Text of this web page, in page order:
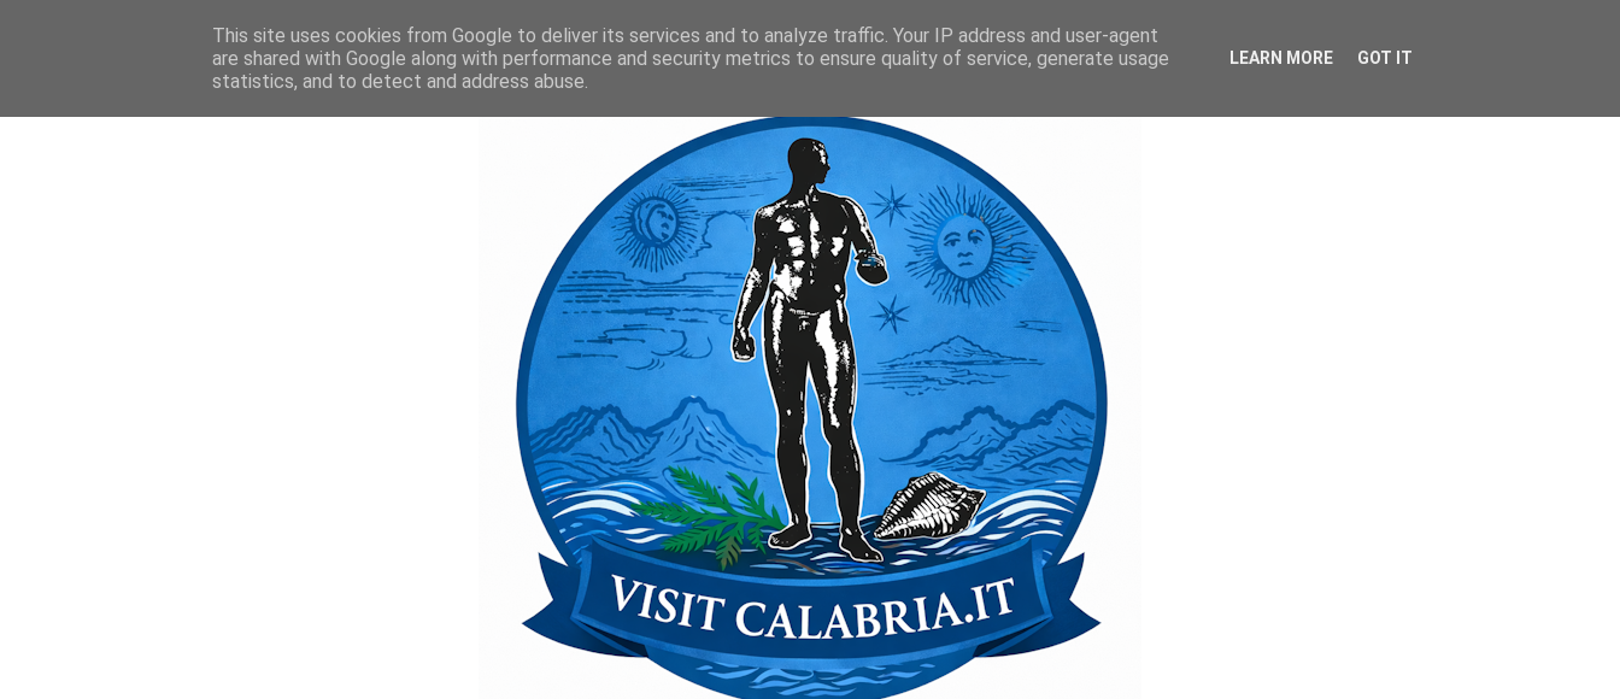
This site uses cookies from Google to deliver its services and to analyze traffic. Your IP address and user-agent
are shared with Google along with performance and security metrics to ensure quality of service, generate usage
statistics, and to detect and address abuse.
LEARN MORE GOT IT